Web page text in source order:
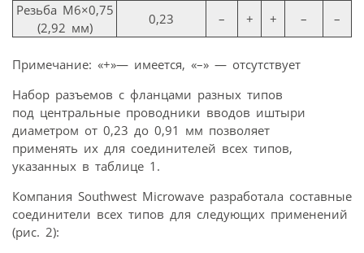
Резьба М6×0,75
(2,92 мм)
0,23 – + + – –
Примечание: «+»— имеется, «–» — отсутствует
Набор разъемов с фланцами разных типов
под центральные проводники вводов иштыри
диаметром от 0,23 до 0,91 мм позволяет
применять их для соединителей всех типов,
указанных в таблице 1.
Компания Southwest Microwave разработала составные
соединители всех типов для следующих применений
(рис. 2):